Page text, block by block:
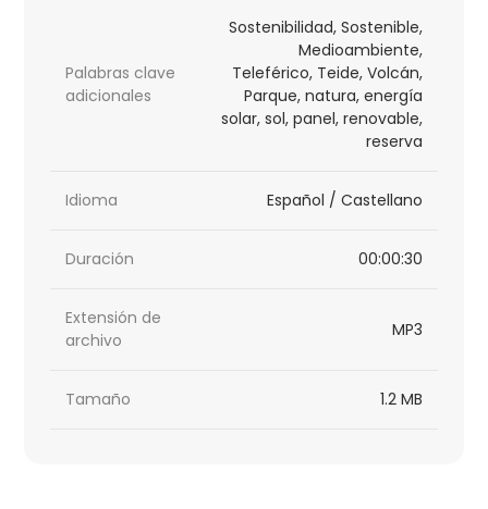
Palabras clave
adicionales
Sostenibilidad, Sostenible,
Medioambiente,
Teleférico, Teide, Volcán,
Parque, natura, energía
solar, sol, panel, renovable,
reserva
Idioma Español / Castellano
Duración 00:00:30
Extensión de
archivo
MP3
Tamaño 1.2 MB